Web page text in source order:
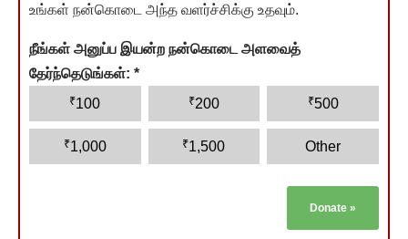
உங்கள் நன்கொடை அந்த வளர்ச்சிக்கு உதவும்.
நீங்கள் அனுப்ப இயன்ற நன்கொடை அளவைத்
தேர்ந்தெடுங்கள்: *
₹100 ₹200 ₹500
₹1,000 ₹1,500 Other
Donate »